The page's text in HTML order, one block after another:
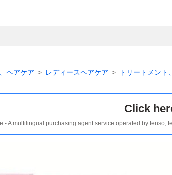
ヘアケア レディースヘアケア トリートメント
Click
- A multilingual purchasing agent service operated by tenso,